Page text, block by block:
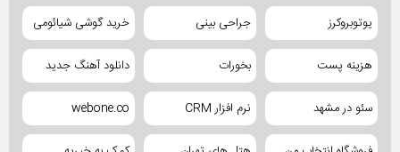
یوتوبروکرز جراحی بینی خرید گوشی شیائومی
هزینه پست بخورات دانلود آهنگ جدید
سئو در مشهد نرم افزار CRM webone.co